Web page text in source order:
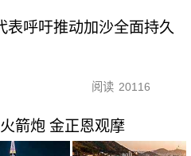
表呼吁推动加沙全面持久
阅读 20116
箭炮 金正恩观摩